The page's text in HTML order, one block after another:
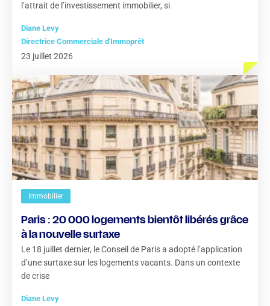
l’attrait de l’investissement immobilier, si
Diane Levy
Directrice Commerciale d'Immoprêt
23 juillet 2026
Immobilier
Paris : 20 000 logements bientôt libérés grâce
à la nouvelle surtaxe
Le 18 juillet dernier, le Conseil de Paris a adopté l’application
d’une surtaxe sur les logements vacants. Dans un contexte
de crise
Diane Levy